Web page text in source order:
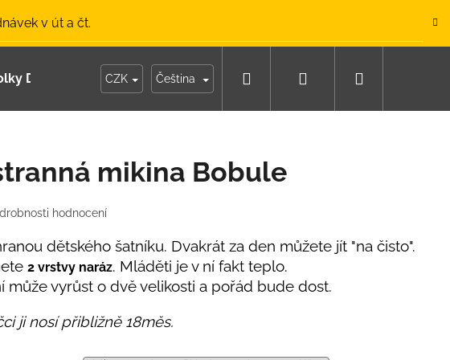
v út a čt.
Dupeťačky Moje objednávka
CZK Čeština Hledat Přihlášení
hodnocení
mikina Bobule
dětského šatníku. Dvakrát za den můžete jít "na čisto".
2 vrstvy naráz. Mláděti je v ní fakt teplo.
může vyrůst o dvě velikosti a pořád bude dost.
ji nosí přibližně 18měs.